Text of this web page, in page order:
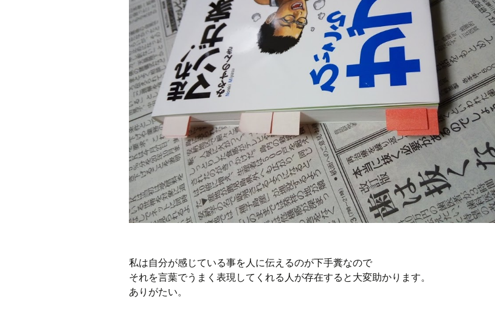
私は自分が感じている事を人に伝えるのが下手糞なので
それを言葉でうまく表現してくれる人が存在すると大変助かります。
ありがたい。